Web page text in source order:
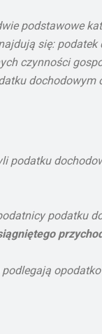
podstawowe
się:
czynności
dochodowym
podatku